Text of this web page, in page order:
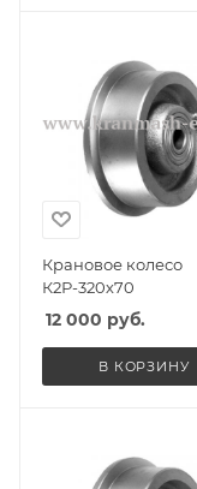
Крановое колесо
К2Р-320х70
12 000 руб.
В КОРЗИНУ